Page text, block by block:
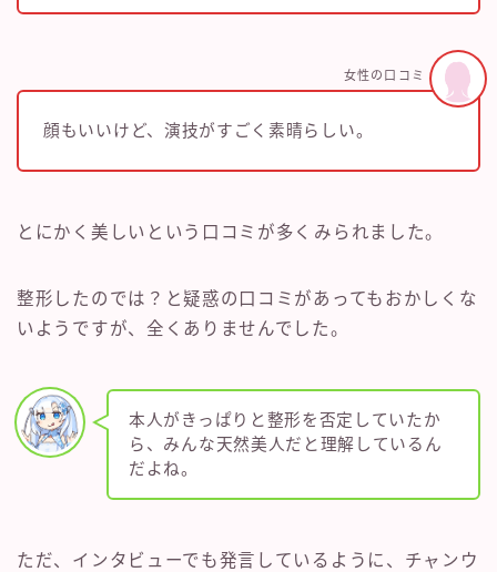
顔もいいけど、演技がすごく素晴らしい。
女性の口コミ
とにかく美しいという口コミが多くみられました。
整形したのでは？と疑惑の口コミがあってもおかしくな
いようですが、全くありませんでした。
本人がきっぱりと整形を否定していたか
ら、みんな天然美人だと理解しているん
だよね。
ただ、インタビューでも発言しているように、チャンウ